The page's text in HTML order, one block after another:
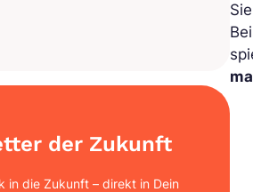
der Zukunft
in die Zukunft – direkt in Dein